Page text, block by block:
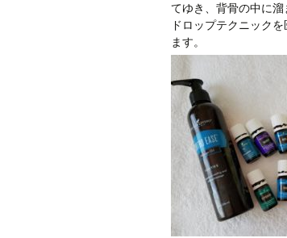
てゆき、背骨の中に
ドロップテクニック
ます。